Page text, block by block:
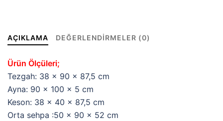
AÇIKLAMA DEĞERLENDIRMELER (0)
Ürün Ölçüleri;
Tezgah: 38 x 90 x 87,5 cm
Ayna: 90 x 100 x 5 cm
Keson: 38 x 40 x 87,5 cm
Orta sehpa :50 x 90 x 52 cm